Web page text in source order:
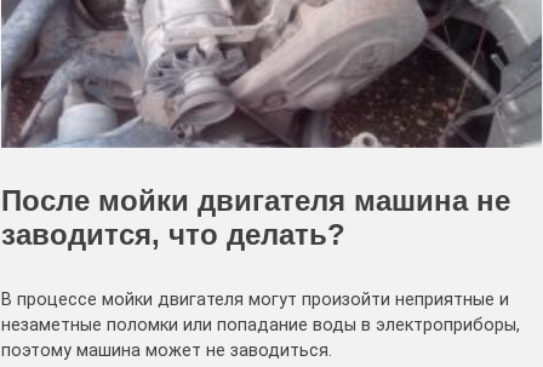
После мойки двигателя машина не
заводится, что делать?
В процессе мойки двигателя могут произойти неприятные и
незаметные поломки или попадание воды в электроприборы,
поэтому машина может не заводиться.